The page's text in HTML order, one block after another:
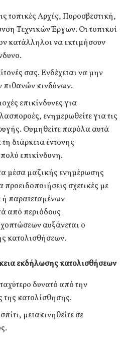
τοπικές Αρχές, Πυροσβεστική,
Τεχνικών Έργων. Οι τοπικοί
κατάλληλοι να εκτιμήσουν
σας. Ενδέχεται να μην
πιθανών κινδύνων.
επικίνδυνες για
ενημερωθείτε για τις
Θυμηθείτε παρόλα αυτά
διάρκεια έντονης
επικίνδυνη.
μέσα μαζικής ενημέρωσης
προειδοποιήσεις σχετικές με
παρατεταμένων
από περιόδους
αυξάνεται ο
κατολισθήσεων.
εκδήλωσης κατολισθήσεων
δυνατό από την
κατολίσθησης.
μετακινηθείτε σε